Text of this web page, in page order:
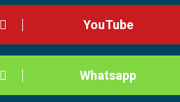
YouTube
Whatsapp